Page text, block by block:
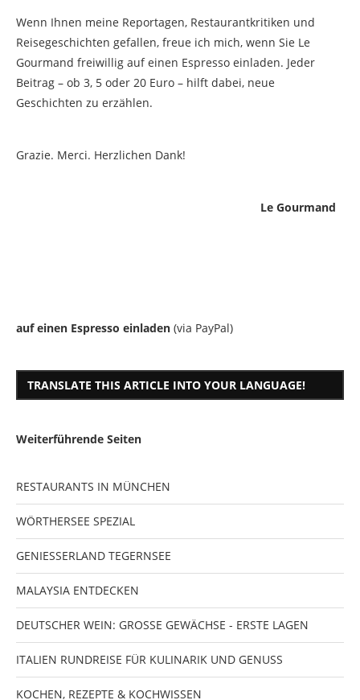
Wenn Ihnen meine Reportagen, Restaurantkritiken und
Reisegeschichten gefallen, freue ich mich, wenn Sie Le
Gourmand freiwillig auf einen Espresso einladen. Jeder
Beitrag – ob 3, 5 oder 20 Euro – hilft dabei, neue
Geschichten zu erzählen.
Grazie. Merci. Herzlichen Dank!
Le Gourmand
auf einen Espresso einladen (via PayPal)
TRANSLATE THIS ARTICLE INTO YOUR LANGUAGE!
Weiterführende Seiten
RESTAURANTS IN MÜNCHEN
WÖRTHERSEE SPEZIAL
GENIESSERLAND TEGERNSEE
MALAYSIA ENTDECKEN
DEUTSCHER WEIN: GROSSE GEWÄCHSE - ERSTE LAGEN
ITALIEN RUNDREISE FÜR KULINARIK UND GENUSS
KOCHEN, REZEPTE & KOCHWISSEN